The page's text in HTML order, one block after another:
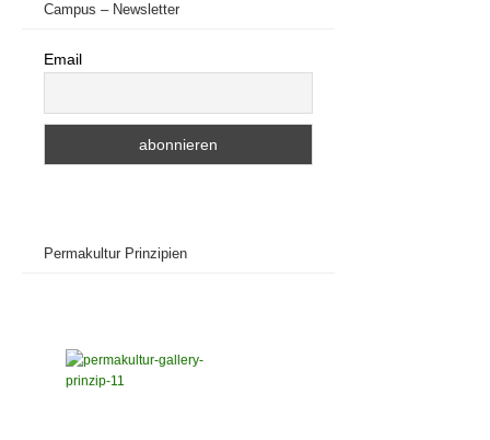
Campus – Newsletter
Email
Permakultur Prinzipien